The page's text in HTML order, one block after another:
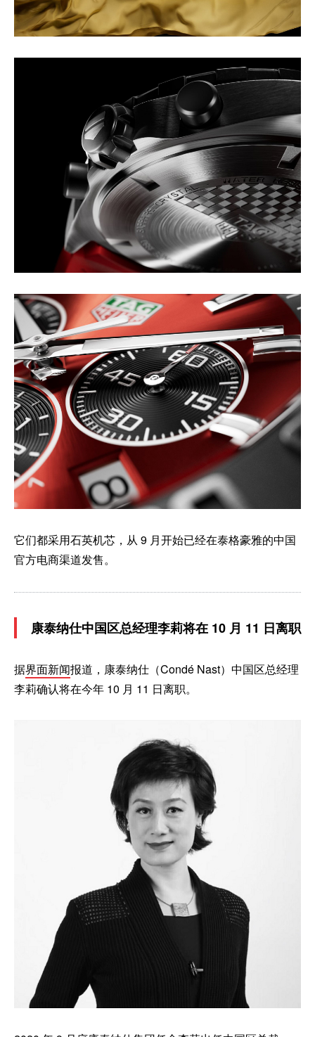
它们都采用石英机芯，从 9 月开始已经在泰格豪雅的中国
官方电商渠道发售。
康泰纳仕中国区总经理李莉将在 10 月 11 日离职
据界面新闻报道，康泰纳仕（Condé Nast）中国区总经理
李莉确认将在今年 10 月 11 日离职。